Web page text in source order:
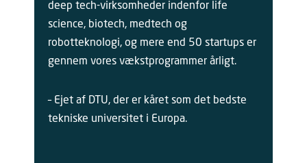
deep tech-virksomheder indenfor life
science, biotech, medtech og
robotteknologi, og mere end 50 startups er
gennem vores vækstprogrammer årligt.
– Ejet af DTU, der er kåret som det bedste
tekniske universitet i Europa.